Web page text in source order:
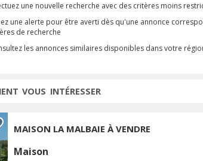
une nouvelle recherche avec des critères moins
une alerte pour être averti dès qu'une annonce
de recherche
les annonces similaires disponibles dans votre
VOUS INTÉRESSER
MAISON LA MALBAIE À VENDRE
Maison